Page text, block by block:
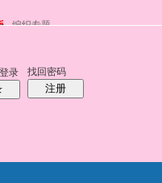
编织专题
录 找回密码
注册